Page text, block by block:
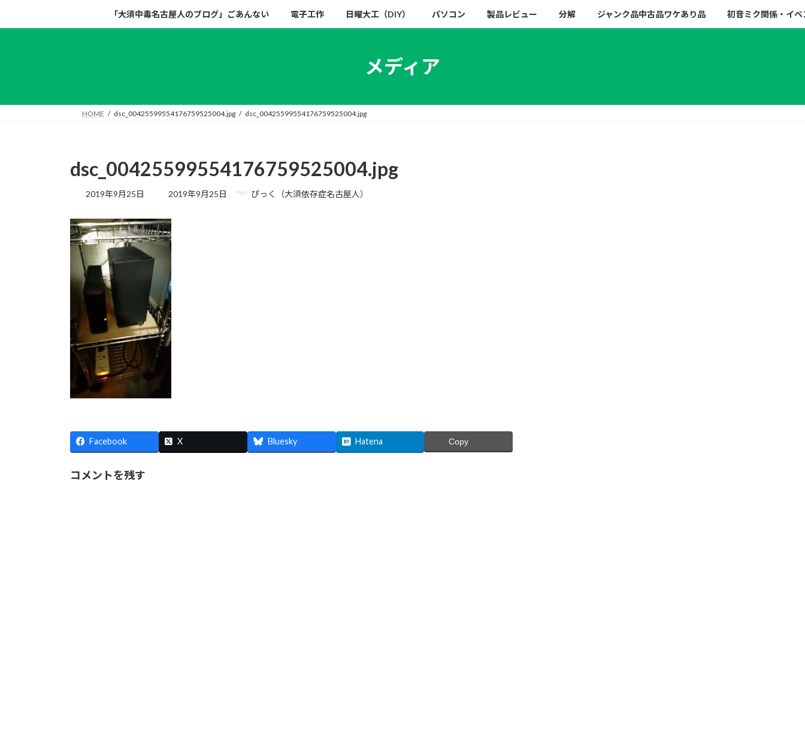
キ
に
「大須中毒名古屋人のブログ」ごあんない 電子工作 日曜大工（DIY） パソコン 製品レビュー 分解 ジャンク品中古品ワケあり品 初音ミク関係・イベ
メディア
HOME dsc_00425599554176759525004.jpg dsc_00425599554176759525004.jpg
dsc_00425599554176759525004.jpg
2019年9月25日
最
更
新
日
時
2019年9月25日 ぴっく（大須依存症名古屋人）
Facebook X Bluesky Hatena Copy
コメントを残す